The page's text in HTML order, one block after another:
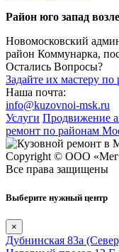
Район юго запад
Новомосковский
район Коммунарка,
Остались Вопросы?
Задайте их мастеру по
Наша почта:
info@kuzovnoi-msk.ru
Услуги Продвижение
ремонт по районам
Copyright © ООО
Все права защищены
Выберите нужный центр
×
Дубнинская 83а